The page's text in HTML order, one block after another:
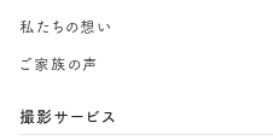
私たちの想い
ご家族の声
撮影サービス